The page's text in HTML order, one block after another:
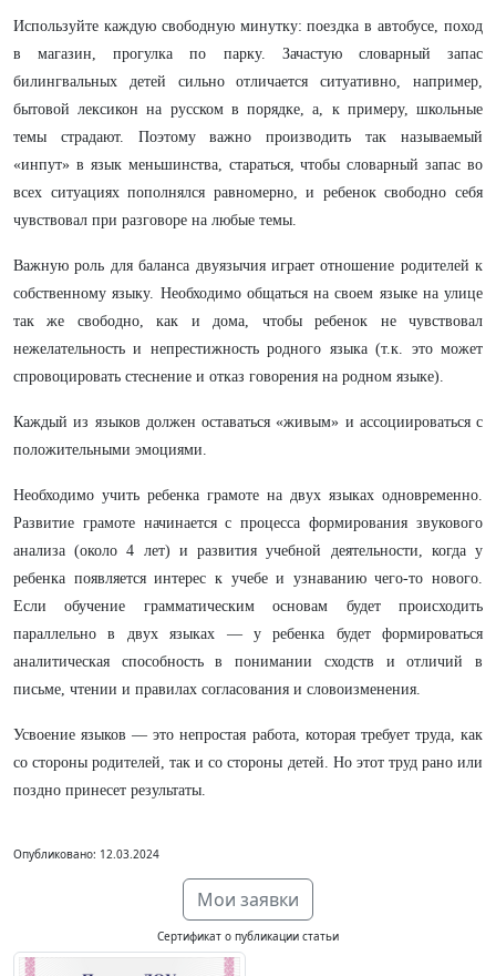
Используйте каждую свободную минутку: поездка в автобусе, поход
в магазин, прогулка по парку. Зачастую словарный запас
билингвальных детей сильно отличается ситуативно, например,
бытовой лексикон на русском в порядке, а, к примеру, школьные
темы страдают. Поэтому важно производить так называемый
«инпут» в язык меньшинства, стараться, чтобы словарный запас во
всех ситуациях пополнялся равномерно, и ребенок свободно себя
чувствовал при разговоре на любые темы.
Важную роль для баланса двуязычия играет отношение родителей к
собственному языку. Необходимо общаться на своем языке на улице
так же свободно, как и дома, чтобы ребенок не чувствовал
нежелательность и непрестижность родного языка (т.к. это может
спровоцировать стеснение и отказ говорения на родном языке).
Каждый из языков должен оставаться «живым» и ассоциироваться с
положительными эмоциями.
Необходимо учить ребенка грамоте на двух языках одновременно.
Развитие грамоте начинается с процесса формирования звукового
анализа (около 4 лет) и развития учебной деятельности, когда у
ребенка появляется интерес к учебе и узнаванию чего-то нового.
Если обучение грамматическим основам будет происходить
параллельно в двух языках — у ребенка будет формироваться
аналитическая способность в понимании сходств и отличий в
письме, чтении и правилах согласования и словоизменения.
Усвоение языков — это непростая работа, которая требует труда, как
со стороны родителей, так и со стороны детей. Но этот труд рано или
поздно принесет результаты.
Опубликовано: 12.03.2024
Мои заявки
Сертификат о публикации статьи